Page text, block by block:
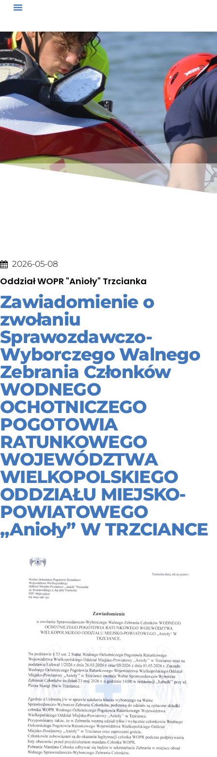
2026-05-08
Oddział WOPR "Anioły" Trzcianka
Zawiadomienie o
zwołaniu
Sprawozdawczo-
Wyborczego Walnego
Zebrania Członków
WODNEGO
OCHOTNICZEGO
POGOTOWIA
RATUNKOWEGO
WOJEWÓDZTWA
WIELKOPOLSKIEGO
ODDZIAŁU MIEJSKO-
POWIATOWEGO
„Anioły” W TRZCIANCE